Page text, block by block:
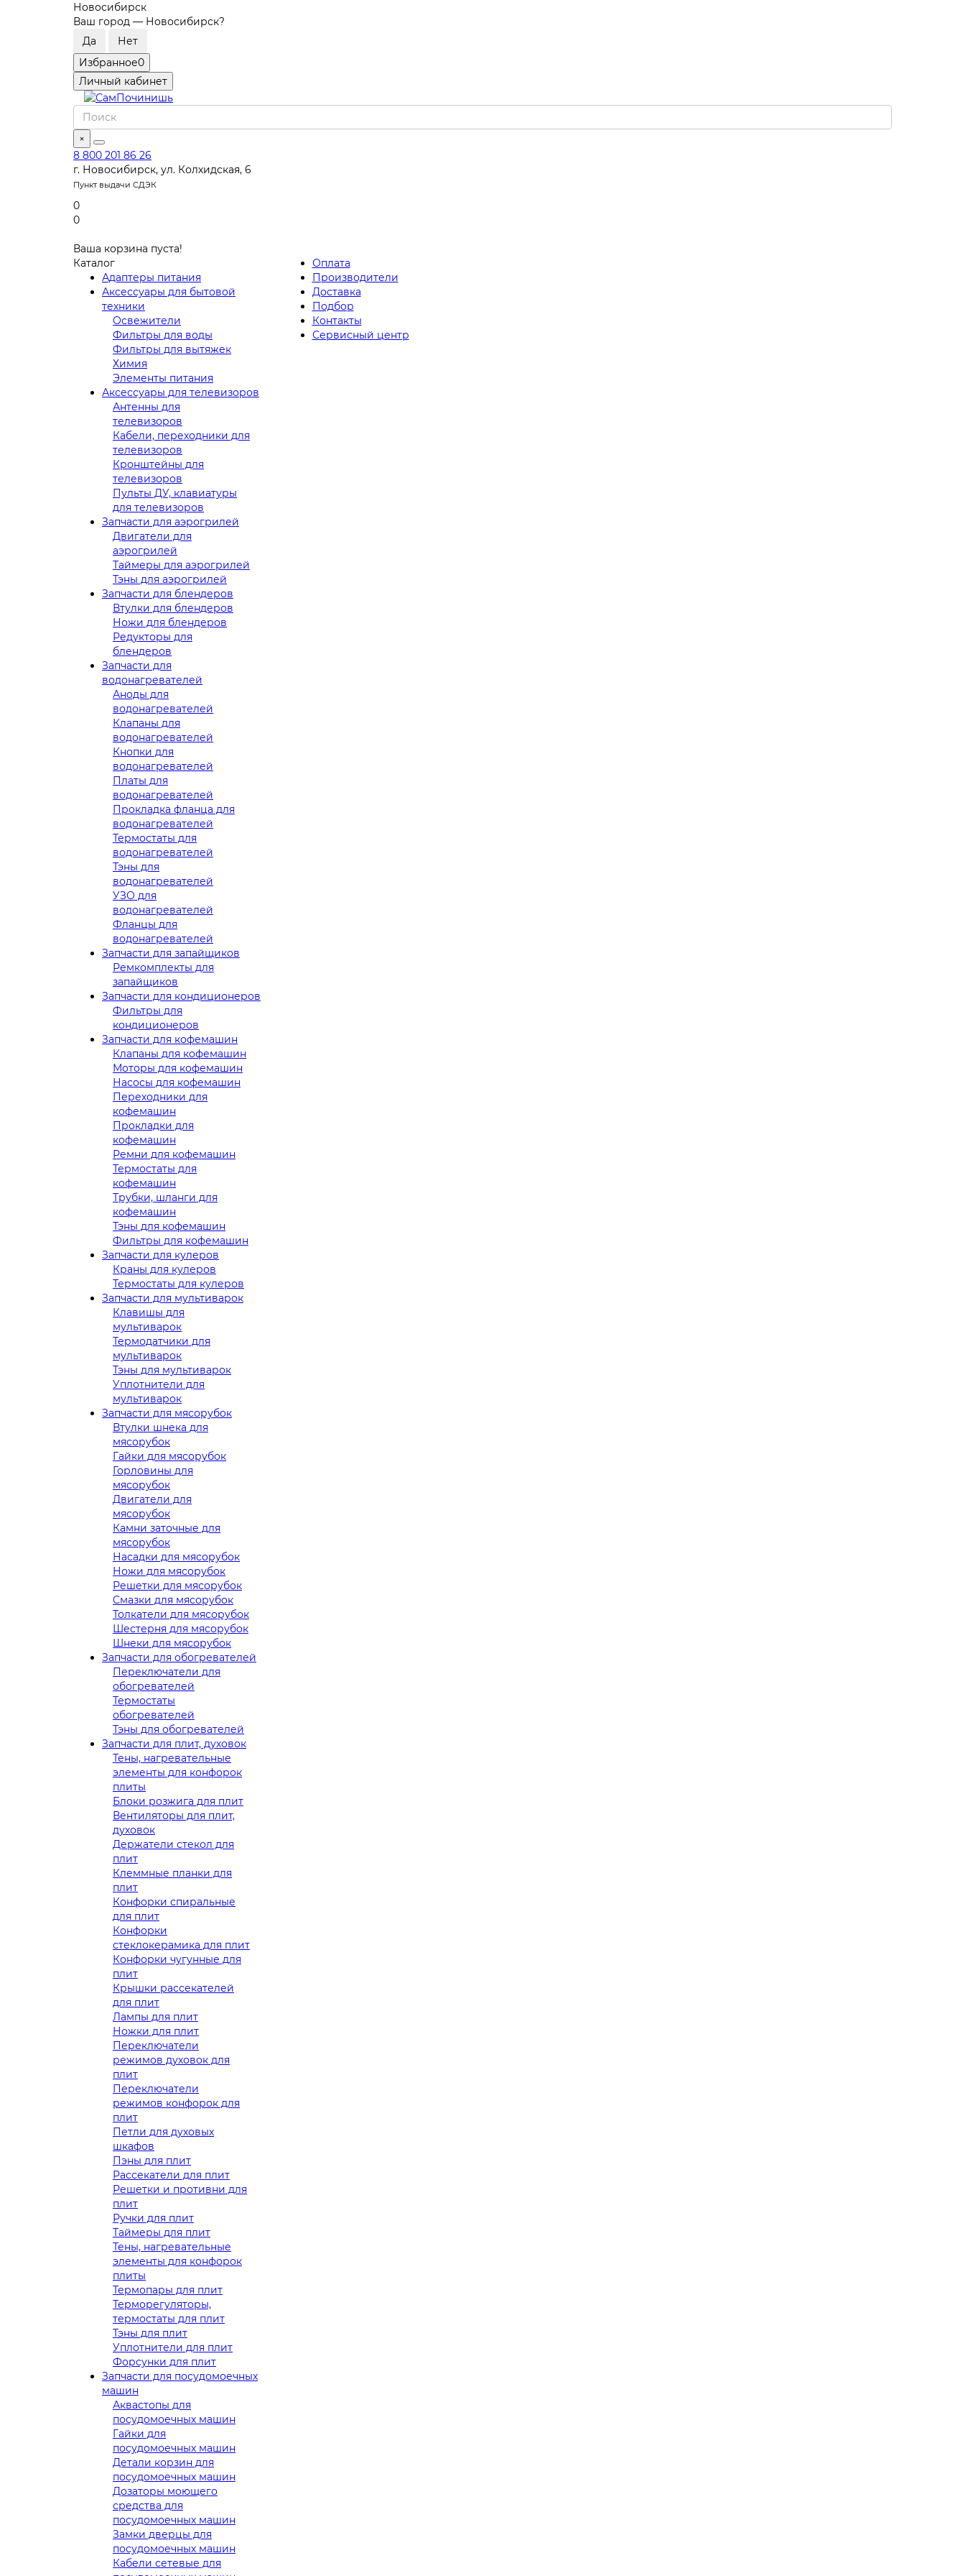
Новосибирск
Ваш город — Новосибирск?
Избранное0
Личный кабинет
×
8 800 201 86 26
г. Новосибирск, ул. Колхидская, 6
Пункт выдачи СДЭК
0
0
Ваша корзина пуста!
Каталог
Адаптеры питания
Аксессуары для бытовой
техники
Освежители
Фильтры для воды
Фильтры для вытяжек
Химия
Элементы питания
Аксессуары для телевизоров
Антенны для
телевизоров
Кабели, переходники для
телевизоров
Кронштейны для
телевизоров
Пульты ДУ, клавиатуры
для телевизоров
Запчасти для аэрогрилей
Двигатели для
аэрогрилей
Таймеры для аэрогрилей
Тэны для аэрогрилей
Запчасти для блендеров
Втулки для блендеров
Ножи для блендеров
Редукторы для
блендеров
Запчасти для
водонагревателей
Аноды для
водонагревателей
Клапаны для
водонагревателей
Кнопки для
водонагревателей
Платы для
водонагревателей
Прокладка фланца для
водонагревателей
Термостаты для
водонагревателей
Тэны для
водонагревателей
УЗО для
водонагревателей
Фланцы для
водонагревателей
Запчасти для запайщиков
Ремкомплекты для
запайщиков
Запчасти для кондиционеров
Фильтры для
кондиционеров
Запчасти для кофемашин
Клапаны для кофемашин
Моторы для кофемашин
Насосы для кофемашин
Переходники для
кофемашин
Прокладки для
кофемашин
Ремни для кофемашин
Термостаты для
кофемашин
Трубки, шланги для
кофемашин
Тэны для кофемашин
Фильтры для кофемашин
Запчасти для кулеров
Краны для кулеров
Термостаты для кулеров
Запчасти для мультиварок
Клавишы для
мультиварок
Термодатчики для
мультиварок
Тэны для мультиварок
Уплотнители для
мультиварок
Запчасти для мясорубок
Втулки шнека для
мясорубок
Гайки для мясорубок
Горловины для
мясорубок
Двигатели для
мясорубок
Камни заточные для
мясорубок
Насадки для мясорубок
Ножи для мясорубок
Решетки для мясорубок
Смазки для мясорубок
Толкатели для мясорубок
Шестерня для мясорубок
Шнеки для мясорубок
Запчасти для обогревателей
Переключатели для
обогревателей
Термостаты
обогревателей
Тэны для обогревателей
Запчасти для плит, духовок
Тены, нагревательные
элементы для конфорок
плиты
Блоки розжига для плит
Вентиляторы для плит,
духовок
Держатели стекол для
плит
Клеммные планки для
плит
Конфорки спиральные
для плит
Конфорки
стеклокерамика для плит
Конфорки чугунные для
плит
Крышки рассекателей
для плит
Лампы для плит
Ножки для плит
Переключатели
режимов духовок для
плит
Переключатели
режимов конфорок для
плит
Петли для духовых
шкафов
Пэны для плит
Рассекатели для плит
Решетки и противни для
плит
Ручки для плит
Таймеры для плит
Тены, нагревательные
элементы для конфорок
плиты
Термопары для плит
Терморегуляторы,
термостаты для плит
Тэны для плит
Уплотнители для плит
Форсунки для плит
Запчасти для посудомоечных
машин
Аквастопы для
посудомоечных машин
Гайки для
посудомоечных машин
Детали корзин для
посудомоечных машин
Дозаторы моющего
средства для
посудомоечных машин
Замки дверцы для
посудомоечных машин
Кабели сетевые для
Оплата
Производители
Доставка
Подбор
Контакты
Сервисный центр